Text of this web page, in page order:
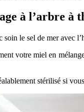
à l’arbre à
le sel de mer avec
votre miel en
stérilisé si